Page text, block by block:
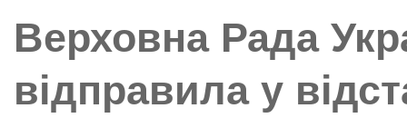
k
Верховна Рада
відправила у